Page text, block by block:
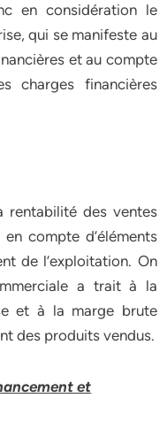
en considération le
qui se manifeste au
et au compte
charges financières
rentabilité des ventes
compte d’éléments
de l’exploitation. On
a trait à la
et à la marge brute
des produits vendus.
et